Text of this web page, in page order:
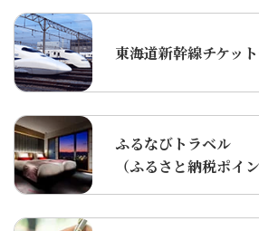
東海道新幹線チケッ
ふるなびトラベル
（ふるさと納税ポイン